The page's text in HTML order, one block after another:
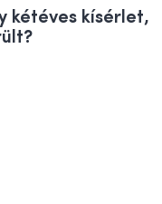
kétéves kísérlet,